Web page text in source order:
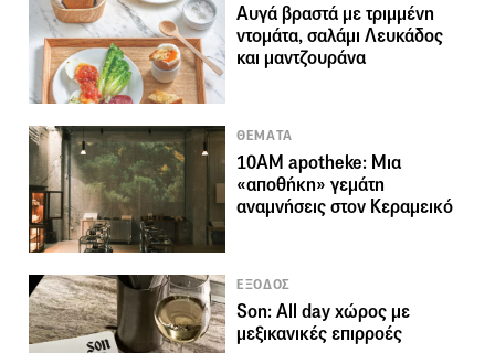
Αυγά βραστά με τριμμένη
ντομάτα, σαλάμι Λευκάδος
και μαντζουράνα
ΘΕΜΑΤΑ
10AM apotheke: Μια
«αποθήκη» γεμάτη
αναμνήσεις στον Κεραμεικό
ΕΞΟΔΟΣ
Son: Αll day χώρος με
μεξικανικές επιρροές